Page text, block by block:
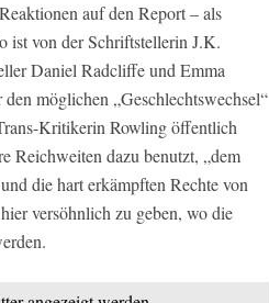
auf den Report – als
ist von der Schriftstellerin J.K.
Daniel Radcliffe und Emma
möglichen „Geschlechtswechsel“
Kritikerin Rowling öffentlich
Reichweiten dazu benutzt, „dem
die hart erkämpften Rechte von
versöhnlich zu geben, wo die